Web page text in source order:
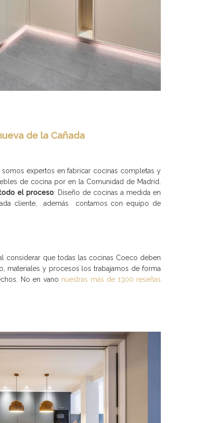
de la Cañada
expertos en fabricar cocinas completas y
de cocina por en la Comunidad de Madrid.
el proceso: Diseño de cocinas a medida en
cliente, además contamos con equipo de
considerar que todas las cocinas Coeco deben
materiales y procesos los trabajamos de forma
No en vano nuestras más de 1300 reseñas